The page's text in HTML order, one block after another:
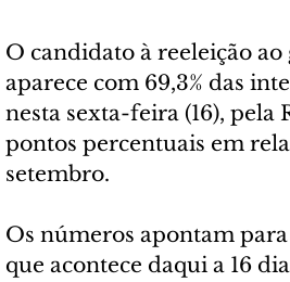
O candidato à reeleição
aparece com 69,3% das
nesta sexta-feira (16),
pontos percentuais em
setembro.
Os números apontam
que acontece daqui a 16